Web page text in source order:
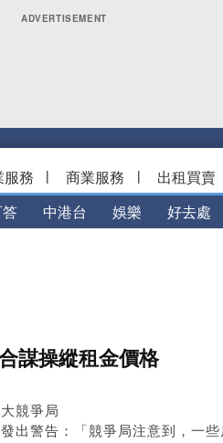
服務 | 商業服務 | 出租買賣
中港台 娛樂 好去處
謀操縱租金價格
競爭局
警告：「競爭局注意到，一些